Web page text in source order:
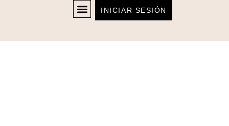
INICIAR SESIÓN